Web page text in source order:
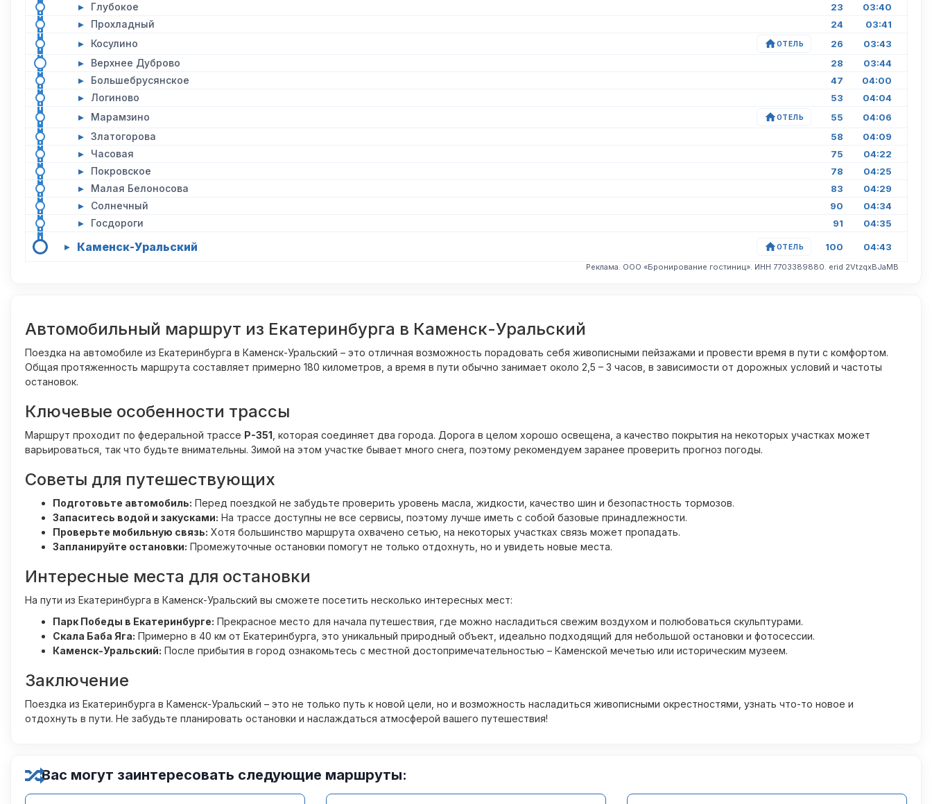
▸ Глубокое 23 03:40
▸ Прохладный 24 03:41
▸ Косулино ОТЕЛЬ 26 03:43
▸ Верхнее Дуброво 28 03:44
▸ Большебрусянское 47 04:00
▸ Логиново 53 04:04
▸ Марамзино ОТЕЛЬ 55 04:06
▸ Златогорова 58 04:09
▸ Часовая 75 04:22
▸ Покровское 78 04:25
▸ Малая Белоносова 83 04:29
▸ Солнечный 90 04:34
▸ Госдороги 91 04:35
▸ Каменск-Уральский ОТЕЛЬ 100 04:43
Реклама. ООО «Бронирование гостиниц». ИНН 7703389880. erid 2VtzqxBJaMB
Автомобильный маршрут из Екатеринбурга в Каменск-Уральский
Поездка на автомобиле из Екатеринбурга в Каменск-Уральский – это отличная возможность порадовать себя живописными пейзажами и провести время в пути с комфортом.
Общая протяженность маршрута составляет примерно 180 километров, а время в пути обычно занимает около 2,5 – 3 часов, в зависимости от дорожных условий и частоты
остановок.
Ключевые особенности трассы
Маршрут проходит по федеральной трассе Р-351 , которая соединяет два города. Дорога в целом хорошо освещена, а качество покрытия на некоторых участках может
варьироваться, так что будьте внимательны. Зимой на этом участке бывает много снега, поэтому рекомендуем заранее проверить прогноз погоды.
Советы для путешествующих
Подготовьте автомобиль: Перед поездкой не забудьте проверить уровень масла, жидкости, качество шин и безопастность тормозов.
Запаситесь водой и закусками: На трассе доступны не все сервисы, поэтому лучше иметь с собой базовые принадлежности.
Проверьте мобильную связь: Хотя большинство маршрута охвачено сетью, на некоторых участках связь может пропадать.
Запланируйте остановки: Промежуточные остановки помогут не только отдохнуть, но и увидеть новые места.
Интересные места для остановки
На пути из Екатеринбурга в Каменск-Уральский вы сможете посетить несколько интересных мест:
Парк Победы в Екатеринбурге: Прекрасное место для начала путешествия, где можно насладиться свежим воздухом и полюбоваться скульптурами.
Скала Баба Яга: Примерно в 40 км от Екатеринбурга, это уникальный природный объект, идеально подходящий для небольшой остановки и фотосессии.
Каменск-Уральский: После прибытия в город ознакомьтесь с местной достопримечательностью – Каменской мечетью или историческим музеем.
Заключение
Поездка из Екатеринбурга в Каменск-Уральский – это не только путь к новой цели, но и возможность насладиться живописными окрестностями, узнать что-то новое и
отдохнуть в пути. Не забудьте планировать остановки и наслаждаться атмосферой вашего путешествия!
Вас могут заинтересовать следующие маршруты: